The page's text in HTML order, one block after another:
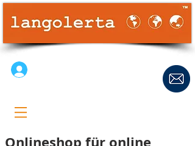
Onlineshop für online